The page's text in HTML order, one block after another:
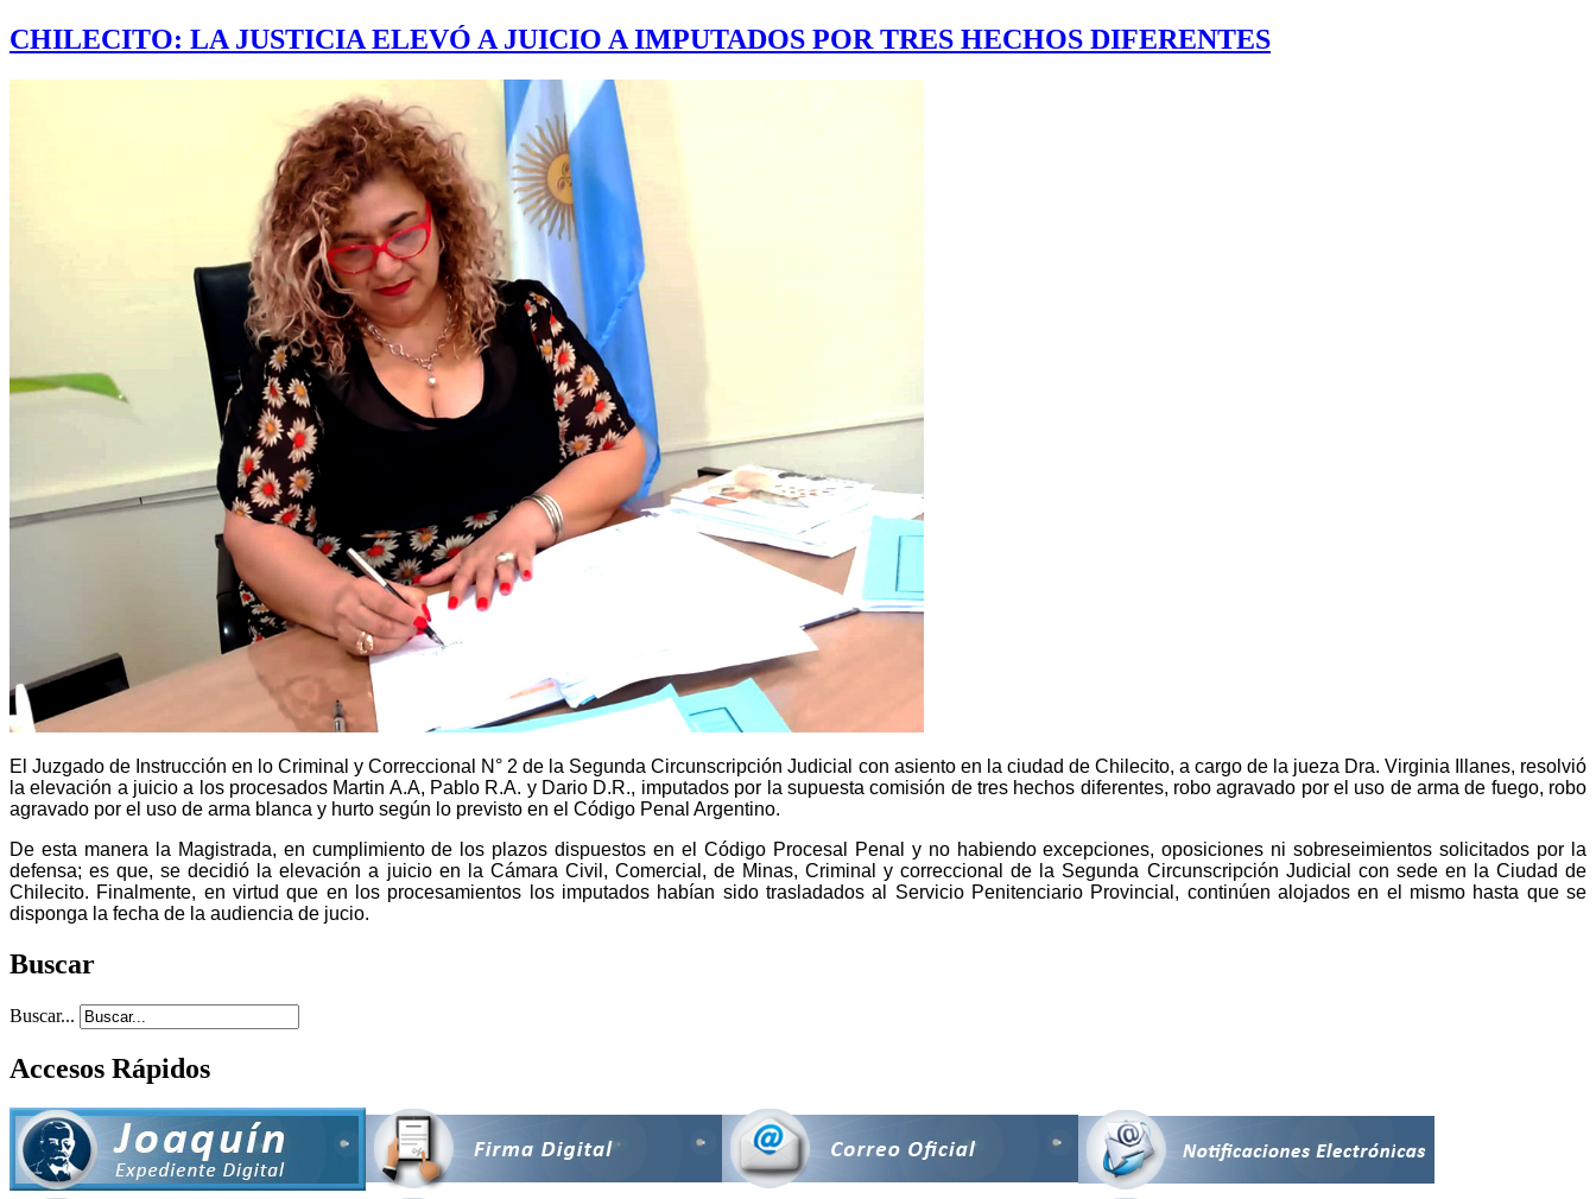
CHILECITO: LA JUSTICIA ELEVÓ A JUICIO A IMPUTADOS POR TRES HECHOS DIFERENTES
El Juzgado de Instrucción en lo Criminal y Correccional N° 2 de la Segunda Circunscripción Judicial con asiento en la ciudad de Chilecito, a cargo de la jueza Dra. Virginia Illanes, resolvió
la elevación a juicio a los procesados Martin A.A, Pablo R.A. y Dario D.R., imputados por la supuesta comisión de tres hechos diferentes, robo agravado por el uso de arma de fuego, robo
agravado por el uso de arma blanca y hurto según lo previsto en el Código Penal Argentino.
De esta manera la Magistrada, en cumplimiento de los plazos dispuestos en el Código Procesal Penal y no habiendo excepciones, oposiciones ni sobreseimientos solicitados por la
defensa; es que, se decidió la elevación a juicio en la Cámara Civil, Comercial, de Minas, Criminal y correccional de la Segunda Circunscripción Judicial con sede en la Ciudad de
Chilecito. Finalmente, en virtud que en los procesamientos los imputados habían sido trasladados al Servicio Penitenciario Provincial, continúen alojados en el mismo hasta que se
disponga la fecha de la audiencia de jucio.
Buscar
Buscar...
Accesos Rápidos